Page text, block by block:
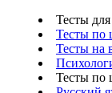
Тесты
Тесты по
Тесты на
Тесты по